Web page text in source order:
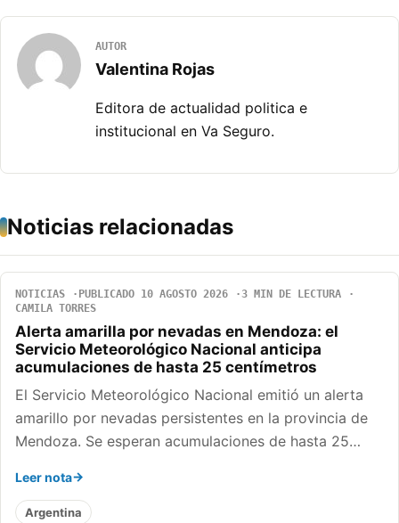
AUTOR
Valentina Rojas
Editora de actualidad politica e
institucional en Va Seguro.
Noticias relacionadas
NOTICIAS PUBLICADO 10 AGOSTO 2026
3 MIN DE LECTURA
CAMILA TORRES
Alerta amarilla por nevadas en Mendoza: el
Servicio Meteorológico Nacional anticipa
acumulaciones de hasta 25 centímetros
El Servicio Meteorológico Nacional emitió un alerta
amarillo por nevadas persistentes en la provincia de
Mendoza. Se esperan acumulaciones de hasta 25…
Leer nota
Argentina